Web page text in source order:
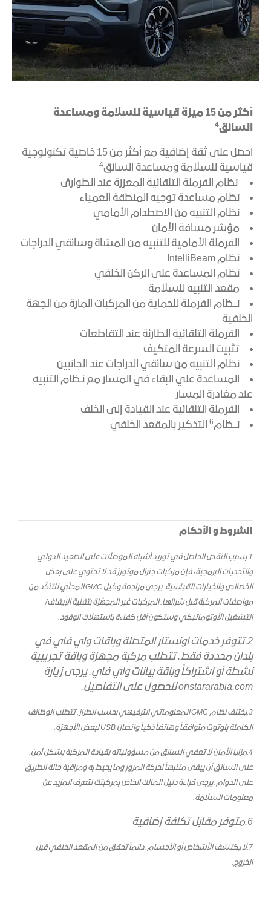
أكثر من 15 ميزة قياسية للسلامة ومساعدة
السائق4
احصل على ثقة إضافية مع أكثر من 15 خاصية تكنولوجية
قياسية للسلامة ومساعدة السائق4
نظام الفرملة التلقائية المعززة عند الطوارئ
نظام مساعدة توجيه المنطقة العمياء
نظام التنبيه من الاصطدام الأمامي
مؤشر مسافة الأمان
الفرملة الأمامية للتنبيه من المشاة وسائقي الدراجات
نظام IntelliBeam
نظام المساعدة على الركن الخلفي
مقعد التنبيه للسلامة
نــظام الفرملة للحماية من المركبات المارة من الجهة
الخلفية
الفرملة التلقائية الطارئة عند التقاطعات
تثبيت السرعة المتكيف
نظام التنبيه من سائقي الدراجات عند الجانبين
المساعدة علي البقاء في المسار مع نـظام التنبيه
عند مغادرة المسار
الفرملة التلقائية عند القيادة إلى الخلف
نــظام​6 التذكير بالمقعد الخلفي
الشروط و الأحكام
1.بسبب النقص الحاصل في توريد أشباه الموصلات على الصعيد الدولي
والتحديات البرمجية، فإن مركبات جنرال موتورز قد لا تحتوي على بعض
الخصائص والخيارات القياسية. يرجى مراجعة وكيل GMC المحلّي للتأكّد من
مواصفات المركبة قبل شرائها. المركبات غير المجهَّزة بتقنية الإيقاف/
التشغيل الأوتوماتيكي وستكون أقل كفاءة باستهلاك الوقود.
2.تتوفر خدمات اونستار المتصلة وباقات واي فاي في
بلدان محددة فقط. تتطلب مركبة مجهزة وباقة تجريبية
نشطة أو اشتراكاً وباقة بيانات واي فاي. يرجى زيارة
onstararabia.com للحصول على التفاصيل.
3.
يختلف نظام GMC المعلوماتي الترفيهي بحسب الطراز. تتطلب الوظائف
الكاملة بلوتوث متوافقاً وهاتفاً ذكياً واتصال USB لبعض الأجهزة.
4.مزايا الأمان لا تعفي السائق من مسؤولياته بقيادة المركبة بشكل آمن.
على السائق أن يبقى متنبهاً لحركة المرور وما يحيط به ومراقبة حالة الطريق
على الدوام. يرجى قراءة دليل المالك الخاص بمركبتك لتعرف المزيد عن
معلومات السلامة.
6.متوفر مقابل تكلفة إضافية
7.​لا يكتشف الأشخاص أو الأجسام. دائماً تحقق من المقعد الخلفي قبل
الخروج.